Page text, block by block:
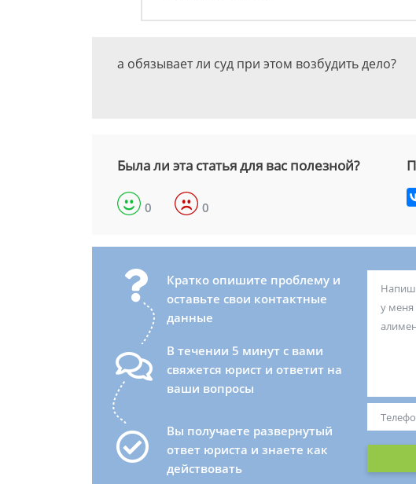
а обязывает ли суд при этом возбудить дело?
Была ли эта статья для вас полезной?
0 0
Кратко опишите проблему и
оставьте свои контактные
данные
В течении 5 минут с вами
свяжется юрист и ответит на
ваши вопросы
Вы получаете развернутый
ответ юриста и знаете как
действовать